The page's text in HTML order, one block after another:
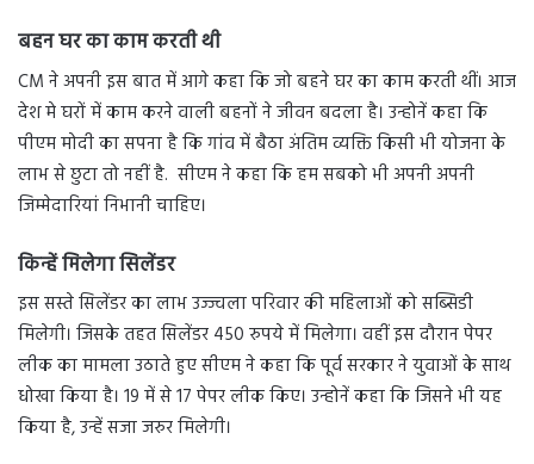
बहन घर का काम करती थी
CM ने अपनी इस बात में आगे कहा कि जो बहने घर का काम करती थीं। आज
देश मे घरों में काम करने वाली बहनों ने जीवन बदला है। उन्होनें कहा कि
पीएम मोदी का सपना है कि गांव में बैठा अंतिम व्यक्ति किसी भी योजना के
लाभ से छुटा तो नहीं है. सीएम ने कहा कि हम सबको भी अपनी अपनी
जिम्मेदारियां निभानी चाहिए।
किन्हें मिलेगा सिलेंडर
इस सस्ते सिलेंडर का लाभ उज्ज्वला परिवार की महिलाओं को सब्सिडी
मिलेगी। जिसके तहत सिलेंडर 450 रुपये में मिलेगा। वहीं इस दौरान पेपर
लीक का मामला उठाते हुए सीएम ने कहा कि पूर्व सरकार ने युवाओं के साथ
धोखा किया है। 19 में से 17 पेपर लीक किए। उन्होनें कहा कि जिसने भी यह
किया है, उन्हें सजा जरुर मिलेगी।